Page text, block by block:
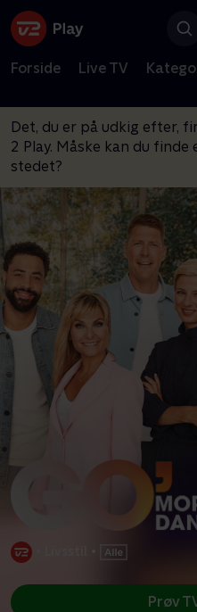
Forside Live TV
Det, du er på udkig efter,
2 Play. Måske kan du
stedet?
Prøv